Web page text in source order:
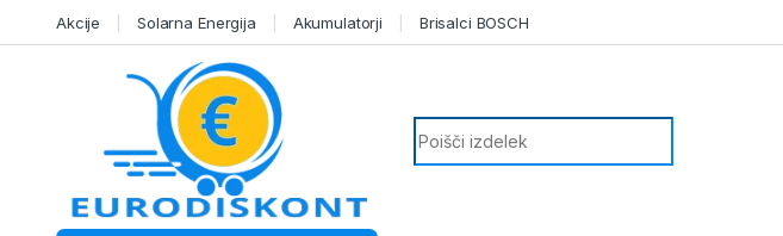
Skip to navigation
Akcije Solarna Energija Akumulatorji Brisalci BOSCH
Search for: